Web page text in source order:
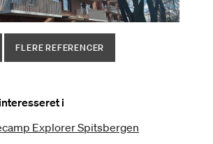
FLERE REFERENCER
i
Explorer Spitsbergen